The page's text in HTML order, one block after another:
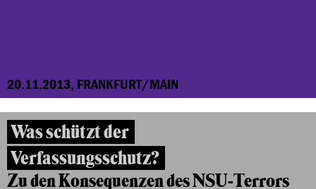
20.11.2013, FRANKFURT/MAIN
Was schützt der
Verfassungsschutz?
Zu den Konsequenzen des NSU-Terrors